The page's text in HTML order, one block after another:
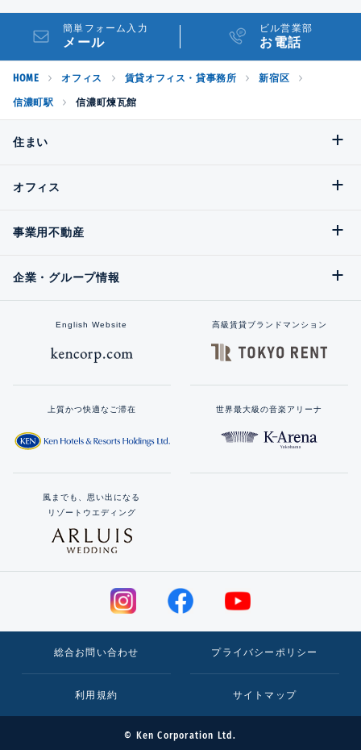
簡単フォーム入力
メール
ビル営業部
お電話
HOME オフィス 賃貸オフィス・貸事務所 新宿区
信濃町駅 信濃町煉瓦館
住まい
オフィス
事業用不動産
企業・グループ情報
English Website 高級賃貸ブランドマンション
上質かつ快適なご滞在 世界最大級の音楽アリーナ
風までも、思い出になる
リゾートウエディング
総合お問い合わせ プライバシーポリシー
利用規約 サイトマップ
© Ken Corporation Ltd.